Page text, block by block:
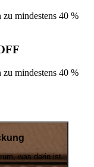
mindestens 40 %
mindestens 40 %
was darin ist.